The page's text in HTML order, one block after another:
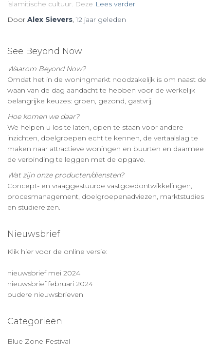
islamitische cultuur. Deze Lees verder
Door Alex Sievers,12 jaar geleden
See Beyond Now
Waarom Beyond Now?
Omdat het in de woningmarkt noodzakelijk is om naast de
waan van de dag aandacht te hebben voor de werkelijk
belangrijke keuzes: groen, gezond, gastvrij.
Hoe komen we daar?
We helpen u los te laten, open te staan voor andere
inzichten, doelgroepen echt te kennen, de vertaalslag te
maken naar attractieve woningen en buurten en daarmee
de verbinding te leggen met de opgave.
Wat zijn onze producten/diensten?
Concept- en vraaggestuurde vastgoedontwikkelingen,
procesmanagement, doelgroepenadviezen, marktstudies
en studiereizen.
Nieuwsbrief
Klik hier voor de online versie:
nieuwsbrief mei 2024
nieuwsbrief februari 2024
oudere nieuwsbrieven
Categorieën
Blue Zone Festival